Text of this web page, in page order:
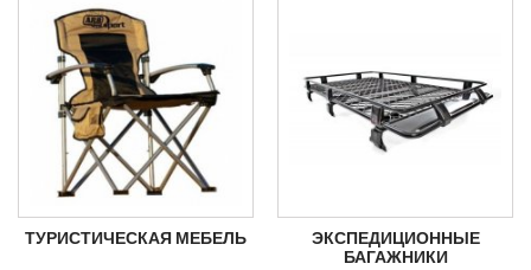
ТУРИСТИЧЕСКАЯ МЕБЕЛЬ
ЭКСПЕДИЦИОННЫЕ
БАГАЖНИКИ